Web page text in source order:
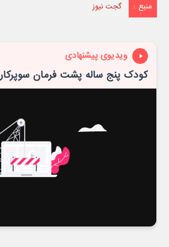
منبع : گجت نیوز
ویدیوی پیشنهادی
کودک پنج ساله پشت فرمان سوپرکار